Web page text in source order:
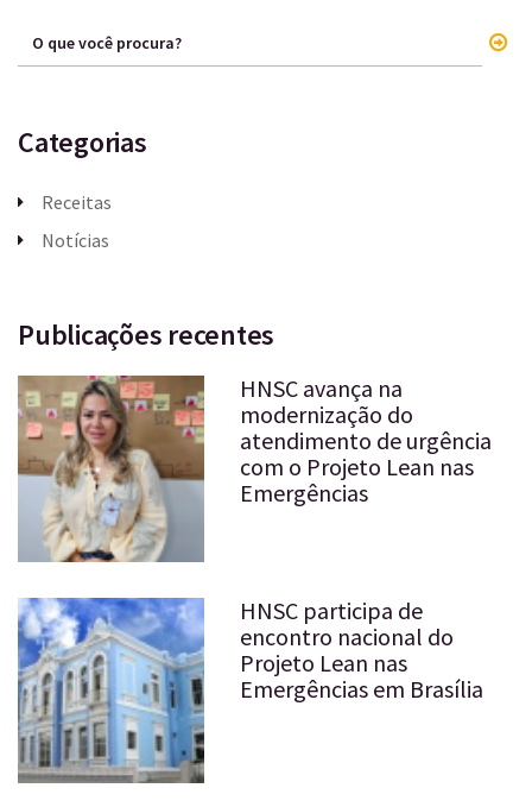
Categorias
Receitas
Notícias
Publicações recentes
HNSC avança na
modernização do
atendimento de urgência
com o Projeto Lean nas
Emergências
HNSC participa de
encontro nacional do
Projeto Lean nas
Emergências em Brasília